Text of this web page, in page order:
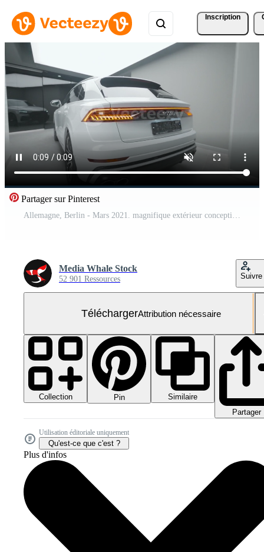
Inscription
Partager sur Pinterest
Allemagne, Berlin - Mars 2021. magnifique extérieur conception de Nouveau luxe auto. action. Nouveau voiture modèle avec blanc Couleur de audi
Media Whale Stock
52 901 Ressources Suivre
TéléchargerAttribution nécessaire
Collection Pin
Similaire
Partager
Utilisation éditoriale uniquement
Qu'est-ce que c'est ?
Plus d'infos